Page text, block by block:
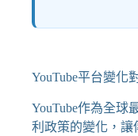
YouTube平台變化
YouTube作為全球
利政策的變化，讓